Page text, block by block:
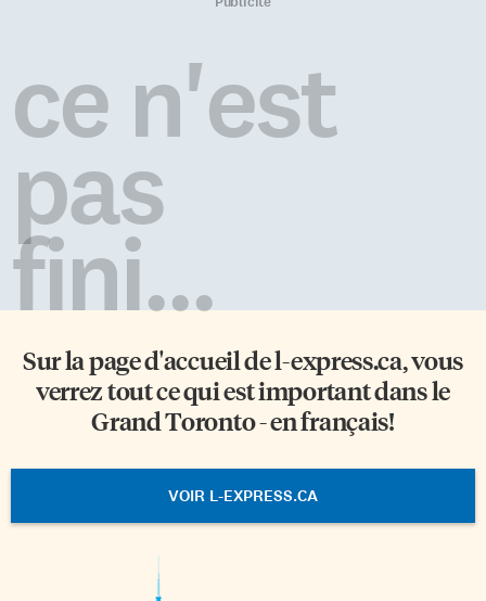
marier la servante, sa mère
devient une pestiférée: «les
hommes fautent et les […]
zones qui sont protégées de la
surpêche, de la déforestation,
de l’expansion urbaine, […]
ce n'est
pas
fini...
Sur la page d'accueil del-express.ca, vous
verrez tout ce qui est important dans le
Grand Toronto - en français!
VOIR L-EXPRESS.CA